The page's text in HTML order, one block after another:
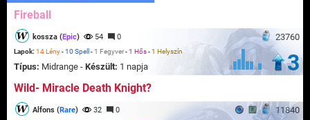
Fireball
23760
kossza (Epic) 54 0
Lapok: 14 Lény-10 Spell - 1 Fegyver-1 Hős-1 Helyszín
Típus: Midrange - Készült: 1 napja 3
Wild- Miracle Death Knight?
11840
Alfons (Rare) 32 0